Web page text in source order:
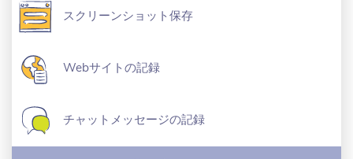
スクリーンショット保存
Webサイトの記録
チャットメッセージの記録